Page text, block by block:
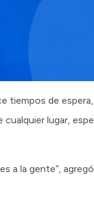
tiempos de
lugar,
a la gente”,